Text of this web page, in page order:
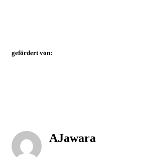
gefördert von:
AJawara